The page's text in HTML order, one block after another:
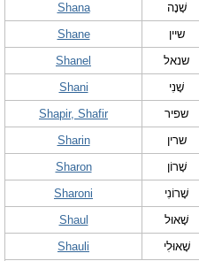
Celebs B. DaysNew!
Numerology
Add Name
Contact Us
Facebook
Shana שָׁנָה
Shane
שיין
Shanel
שנאל
Shani
שָׁנִי
Shapir, Shafir
שפיר
Sharin
שרין
Sharon
שָׁרוֹן
Sharoni
שָׁרוֹנִי
Shaul
שָׁאוּל
Shauli
שָׁאוּלִי